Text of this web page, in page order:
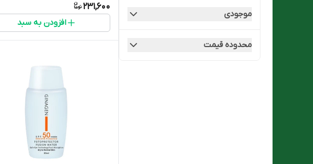
موجودی
محدوده قیمت
231,600
افزودن به سبد